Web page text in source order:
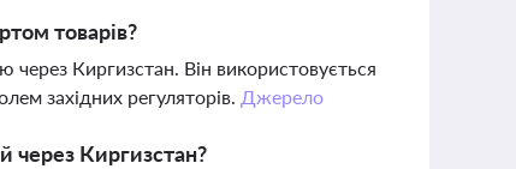
товарів?
Киргизстан. Він використовується
західних регуляторів. Джерело
через Киргизстан?